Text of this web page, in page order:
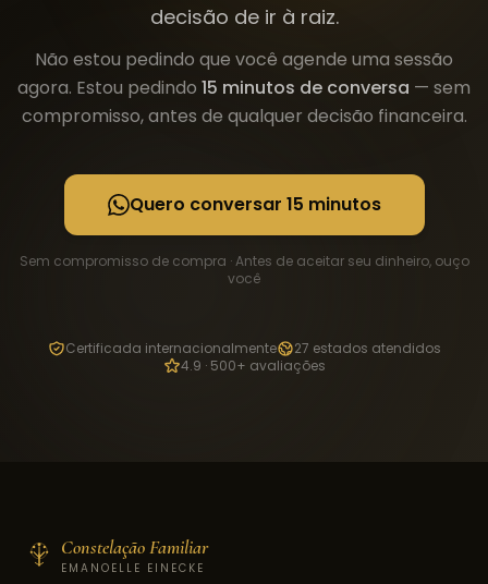
decisão de ir à raiz.
Não estou pedindo que você agende uma sessão
agora. Estou pedindo 15 minutos de conversa — sem
compromisso, antes de qualquer decisão financeira.
Quero conversar 15 minutos
Sem compromisso de compra · Antes de aceitar seu dinheiro, ouço
você
Certificada internacionalmente
27 estados atendidos
4.9 · 500+ avaliações
Constelação Familiar
EMANOELLE EINECKE